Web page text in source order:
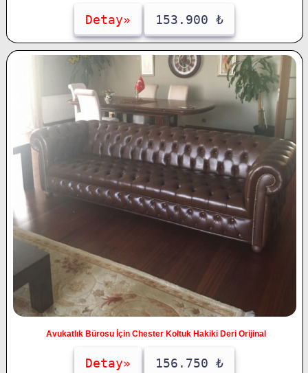
Detay» 153.900 ₺
Avukatlık Bürosu İçin Chester Koltuk Hakiki Deri Orijinal
Detay» 156.750 ₺